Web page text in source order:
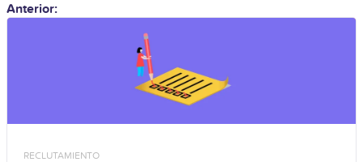
Anterior:
RECLUTAMIENTO